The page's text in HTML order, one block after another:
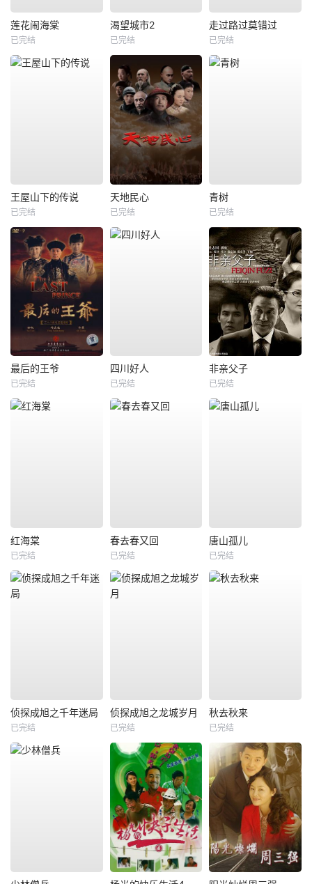
莲花闹海棠
已完结
渴望城市2
已完结
走过路过莫错过
已完结
王屋山下的传说
已完结
天地民心
已完结
青树
已完结
最后的王爷
已完结
四川好人
已完结
非亲父子
已完结
红海棠
已完结
春去春又回
已完结
唐山孤儿
已完结
侦探成旭之千年迷局
已完结
侦探成旭之龙城岁月
已完结
秋去秋来
已完结